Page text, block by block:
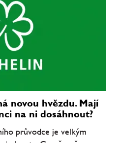
novou hvězdu. Mají
na ni dosáhnout?
průvodce je velkým